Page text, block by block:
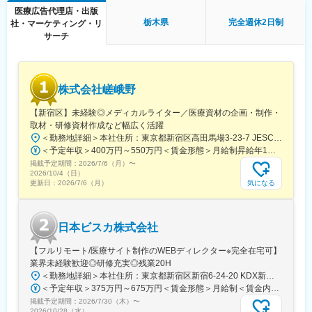
社創刊数を誇っており、そのグループ会社である同社はその創刊
数の多さを支えています。
■働き方
残業時間は10～20時間程とワークライフバランスを整えやすい環
四半期に一回程度の対面で会うキックオフの機会もご用意してお
ります。
■当社について：
当社は、「テクノロジーの力で人々の健康寿命を延ばす」ことを
理念に掲げ、医師専用のWebサービスやアプリを展開していま
す。
当社が提供する「ヒポクラ」は、約70,000人以上の医師が参加す
ンライン医局”として多くの医師に活用されています。
コミュニティを通じて、医師は他の専門領域の知見を得たり、診
療の選択肢を広げたりすることができ、結果的に患者さんにより
良い医療を届けることにつながっています。単なる情報共有にと
どまらず、医師同士の相互支援を通じて臨床力とモチベーション
を高める仕組みを提供している点が、当社サービスの大きな強み
となっています。
医療広告代理店・出版
社・マーケティング・リ
サーチ
栃木県 完全週休2日制
株式会社嵯峨野
【新宿区】未経験◎メディカルライター／医療資材の企画・制作・
取材・研修資材作成など幅広く活躍
＜勤務地詳細＞本社住所：東京都新宿区高田馬場3-23-7 JESCO高田馬場3F受動喫煙対策：屋内全面禁煙変更の範囲：会社の定める事業所（リモートワーク含む）
＜予定年収＞400万円～550万円＜賃金形態＞月給制昇給年1回、賞与年2回（実績）＜賃金内訳＞月額（基本給）：250,000円～350,000円＜月給＞250,000円～350,000円＜昇給有無＞有＜残業手当＞有＜給与補足＞経験・能力を考慮して決定します賃金はあくまでも目安の金額であり、選考を通じて上下する可能性があります。月給(月額)は固定手当を含めた表記です。
掲載予定期間： 2026/7/6（月） 〜
2026/10/4（日）
更新日： 2026/7/6（月） 気になる
日本ビスカ株式会社
【フルリモート/医療サイト制作のWEBディレクター※完全在宅可】
業界未経験歓迎◎研修充実◎残業20H
＜勤務地詳細＞本社住所：東京都新宿区新宿6-24-20 KDX新宿6丁目ビル10F勤務地最寄駅：都営大江戸線、東京メトロ副都心線／東新宿駅受動喫煙対策：屋内全面禁煙変更の範囲：会社の定める事業所（リモートワーク含む）
＜予定年収＞375万円～675万円＜賃金形態＞月給制＜賃金内訳＞月額（基本給）：250,000円～450,000円＜月給＞250,000円～450,000円＜昇給有無＞有＜残業手当＞有＜給与補足＞■賞与：年2回※25年度実績4.08ヶ月分■昇給：年1回賃金はあくまでも目安の金額であり、選考を通じて上下する可能性があります。月給(月額)は固定手当を含めた表記です。
掲載予定期間： 2026/7/30（木） 〜